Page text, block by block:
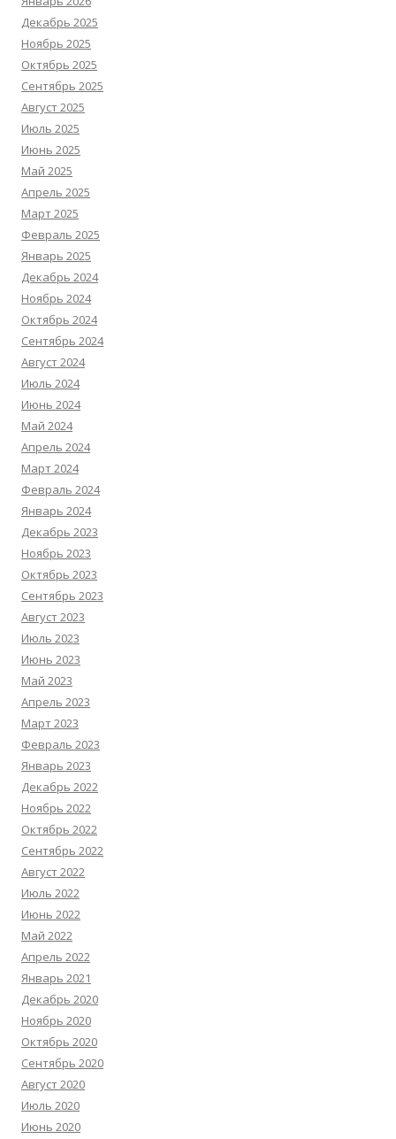
Декабрь 2025
Ноябрь 2025
Октябрь 2025
Сентябрь 2025
Август 2025
Июль 2025
Июнь 2025
Май 2025
Апрель 2025
Март 2025
Февраль 2025
Январь 2025
Декабрь 2024
Ноябрь 2024
Октябрь 2024
Сентябрь 2024
Август 2024
Июль 2024
Июнь 2024
Май 2024
Апрель 2024
Март 2024
Февраль 2024
Январь 2024
Декабрь 2023
Ноябрь 2023
Октябрь 2023
Сентябрь 2023
Август 2023
Июль 2023
Июнь 2023
Май 2023
Апрель 2023
Март 2023
Февраль 2023
Январь 2023
Декабрь 2022
Ноябрь 2022
Октябрь 2022
Сентябрь 2022
Август 2022
Июль 2022
Июнь 2022
Май 2022
Апрель 2022
Январь 2021
Декабрь 2020
Ноябрь 2020
Октябрь 2020
Сентябрь 2020
Август 2020
Июль 2020
Июнь 2020